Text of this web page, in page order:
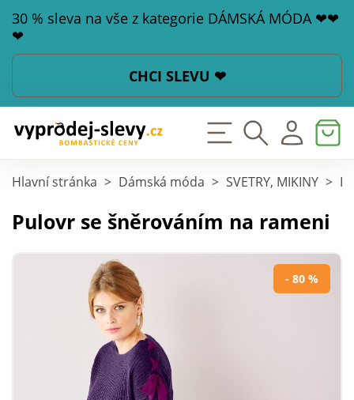
30 % sleva na vše z kategorie DÁMSKÁ MÓDA ❤❤
❤
CHCI SLEVU ❤
Hlavní stránka > Dámská móda > SVETRY, MIKINY >
Pulovr se šněrováním na rameni
- 80 %